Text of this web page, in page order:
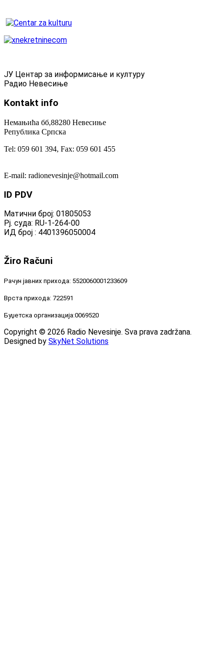
ЈУ Центар за информисање и културу
Радио Невесиње
Kontakt info
Немањића бб,88280 Невесиње
Република Српска
Tel: 059 601 394, Fax: 059 601 455
E-mail: radionevesinje@hotmail.com
ID PDV
Матични број: 01805053
Рј. суда: RU-1-264-00
ИД број : 4401396050004
Žiro Računi
Рачун јавних прихода: 5520060001233609
Врста прихода: 722591
Буџетска организација:0069520
Copyright © 2026 Radio Nevesinje. Sva prava zadržana.
Designed by SkyNet Solutions